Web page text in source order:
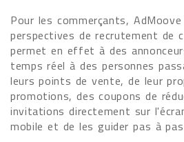
Pour les commerçants,
perspectives de recrutement de
permet en effet à des
temps réel à des personnes
leurs points de vente, de leur
promotions, des coupons de
invitations directement sur
mobile et de les guider pas à